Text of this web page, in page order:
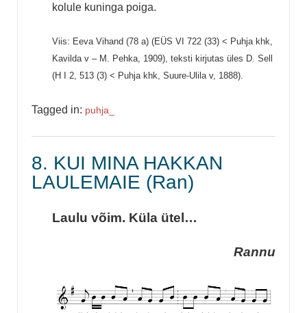
kolule kuninga poiga.
Viis: Eeva Vihand (78 a) (EÜS VI 722 (33) < Puhja khk,
Kavilda v – M. Pehka, 1909), teksti kirjutas üles D. Sell
(H I 2, 513 (3) < Puhja khk, Suure-Ulila v, 1888).
Tagged in: puhja_
8. KUI MINA HAKKAN
LAULEMAIE (Ran)
Laulu võim. Küla ütel…
Rannu